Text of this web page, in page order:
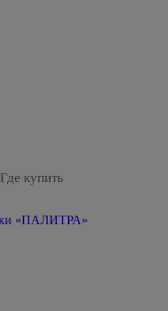
Где купить